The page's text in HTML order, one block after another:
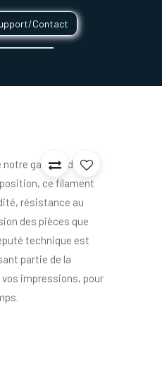
Contact
gamme de
ce filament
résistance au
des pièces que
technique est
partie de la
impressions, pour